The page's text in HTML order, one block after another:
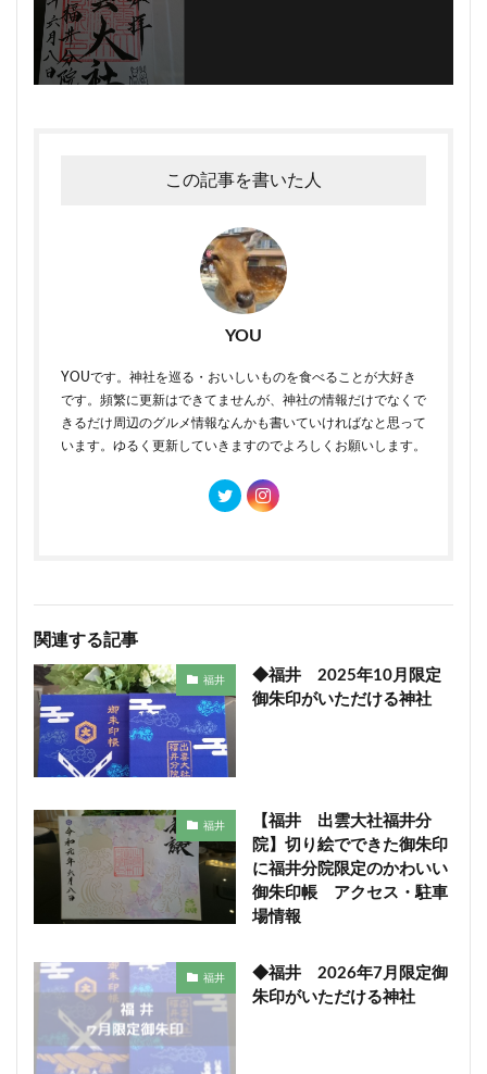
この記事を書いた人
YOU
YOUです。神社を巡る・おいしいものを食べることが大好き
です。頻繁に更新はできてませんが、神社の情報だけでなくで
きるだけ周辺のグルメ情報なんかも書いていければなと思って
います。ゆるく更新していきますのでよろしくお願いします。
関連する記事
福井
◆福井 2025年10月限定
御朱印がいただける神社
福井
【福井 出雲大社福井分
院】切り絵でできた御朱印
に福井分院限定のかわいい
御朱印帳 アクセス・駐車
場情報
福井
◆福井 2026年7月限定御
朱印がいただける神社